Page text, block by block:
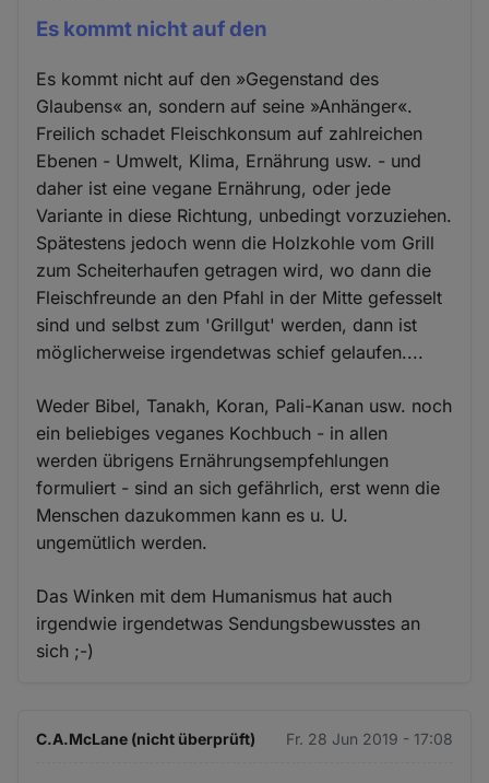
Es kommt nicht auf den
Es kommt nicht auf den »Gegenstand des
Glaubens« an, sondern auf seine »Anhänger«.
Freilich schadet Fleischkonsum auf zahlreichen
Ebenen - Umwelt, Klima, Ernährung usw. - und
daher ist eine vegane Ernährung, oder jede
Variante in diese Richtung, unbedingt vorzuziehen.
Spätestens jedoch wenn die Holzkohle vom Grill
zum Scheiterhaufen getragen wird, wo dann die
Fleischfreunde an den Pfahl in der Mitte gefesselt
sind und selbst zum 'Grillgut' werden, dann ist
möglicherweise irgendetwas schief gelaufen....
Weder Bibel, Tanakh, Koran, Pali-Kanan usw. noch
ein beliebiges veganes Kochbuch - in allen
werden übrigens Ernährungsempfehlungen
formuliert - sind an sich gefährlich, erst wenn die
Menschen dazukommen kann es u. U.
ungemütlich werden.
Das Winken mit dem Humanismus hat auch
irgendwie irgendetwas Sendungsbewusstes an
sich ;-)
C.A.McLane (nicht überprüft) Fr. 28 Jun 2019 - 17:08